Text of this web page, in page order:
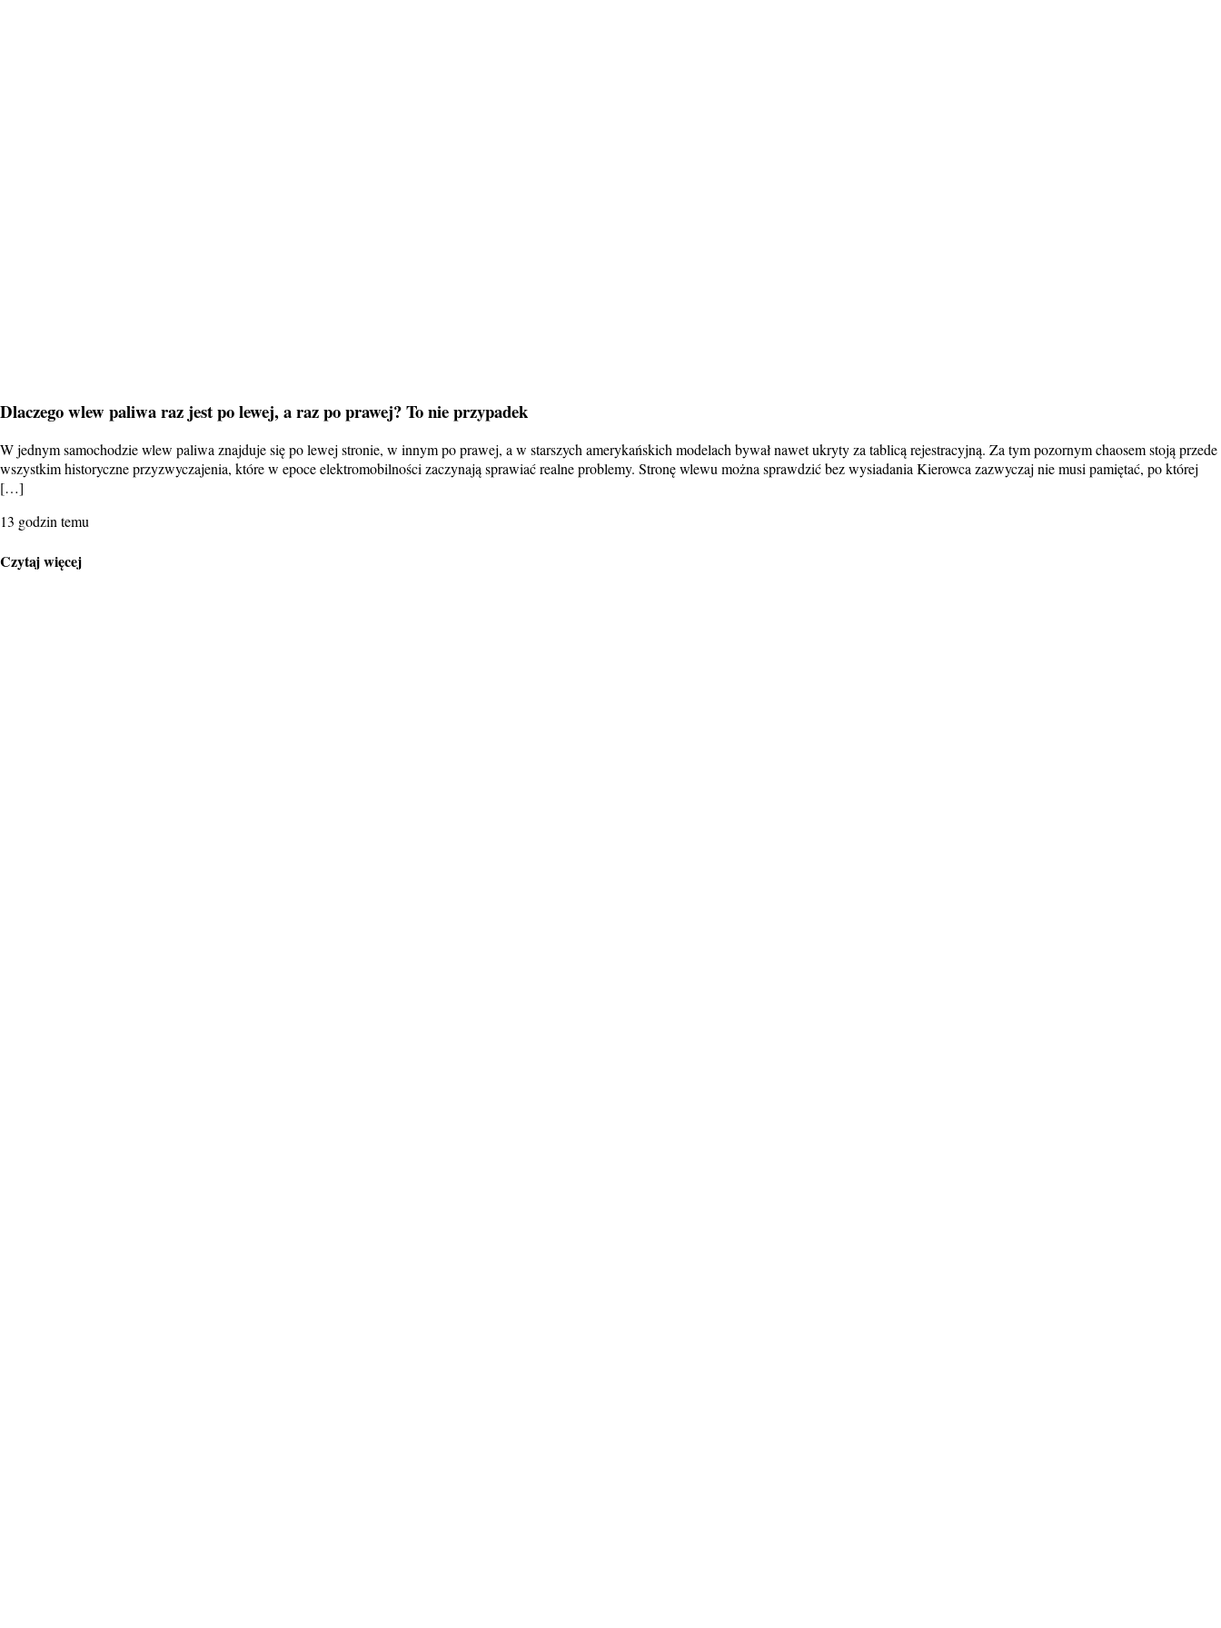
Dlaczego wlew paliwa raz jest po lewej, a raz po prawej? To nie przypadek
W jednym samochodzie wlew paliwa znajduje się po lewej stronie, w innym po prawej, a w starszych amerykańskich modelach bywał nawet ukryty za tablicą rejestracyjną. Za tym pozornym chaosem stoją przede
wszystkim historyczne przyzwyczajenia, które w epoce elektromobilności zaczynają sprawiać realne problemy. Stronę wlewu można sprawdzić bez wysiadania Kierowca zazwyczaj nie musi pamiętać, po której
[…]
13 godzin temu
Czytaj więcej